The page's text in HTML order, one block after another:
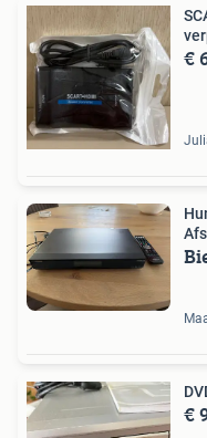
€
€